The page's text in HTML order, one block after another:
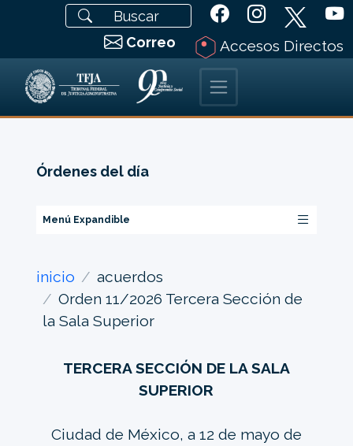
Correo Accesos Directos
Órdenes del día
Menú Expandible
inicio
acuerdos
Orden 11/2026 Tercera Sección de
la Sala Superior
TERCERA SECCIÓN DE LA SALA
SUPERIOR
Ciudad de México, a 12 de mayo de